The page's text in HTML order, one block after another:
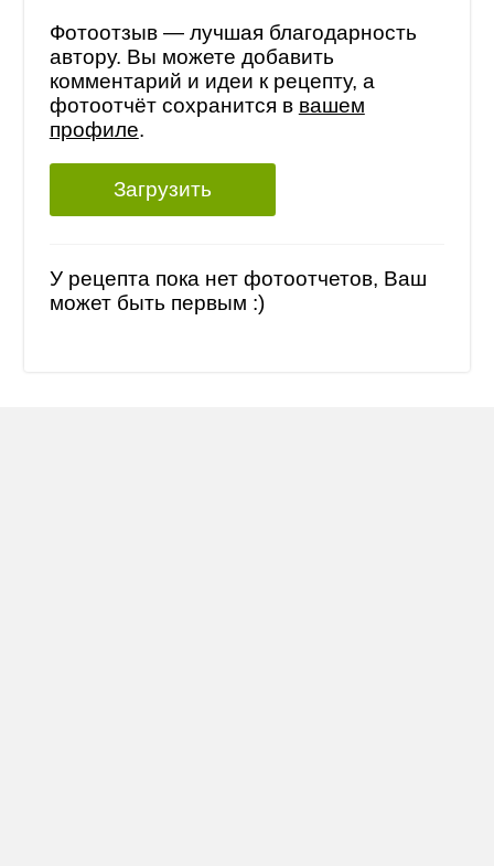
Фотоотзыв — лучшая благодарность
автору. Вы можете добавить
комментарий и идеи к рецепту, а
фотоотчёт сохранится в вашем
профиле.
Загрузить
У рецепта пока нет фотоотчетов, Ваш
может быть первым :)